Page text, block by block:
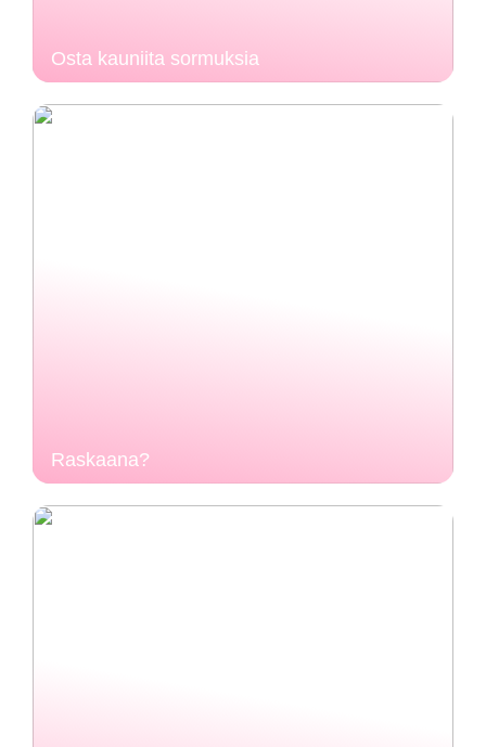
Osta kauniita sormuksia
Raskaana?